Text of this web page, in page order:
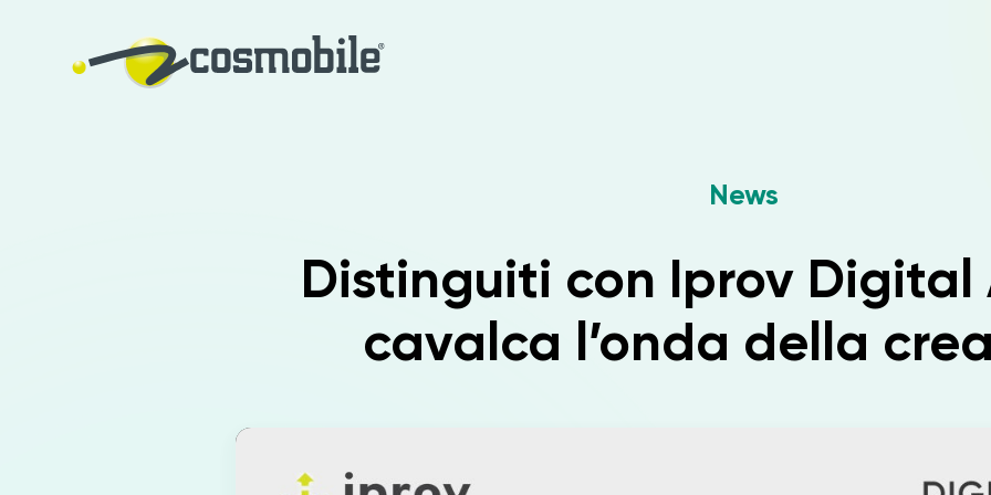
News
Distinguiti con Iprov Digital
cavalca l’onda della